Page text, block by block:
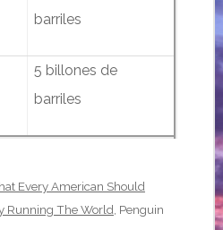
barriles
5 billones de
barriles
Every American Should
Running The World , Penguin